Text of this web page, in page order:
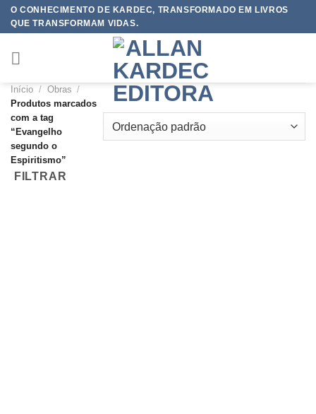
SkipO CONHECIMENTO DE KARDEC, TRANSFORMADO EM LIVROS
QUE TRANSFORMAM VIDAS.
Início / Obras /
Produtos marcados
com a tag
“Evangelho
segundo o
Espiritismo”
FILTRAR